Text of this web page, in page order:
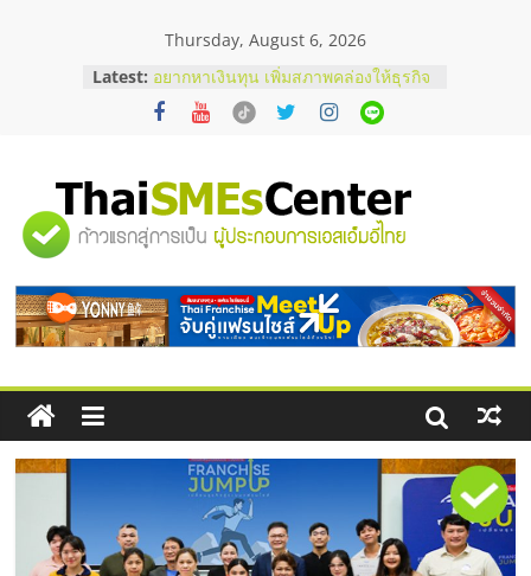
Thursday, August 6, 2026
Latest: บริษัท Cybersecurity ในไทยที่ไหนดี?
วิธีเลือกผู้ให้บริการให้คุ้มค่าและตอบ
โจทย์ธุรกิจ
สัมมนาออนไลน์ โอกาสบริหารสถานี
บริการน้ำมัน Shell
สัมมนาลงทุน แฟรนไชส์ยอนนี่
ไชส์ ครั้งที่ 8
ร้านเครื่องเสียงคุณภาพสูง พร้อม
โซลูชันระบบภาพและเสียง
"ศูนย์
รวม
ข้อมูล
ธุรกิจ
SME